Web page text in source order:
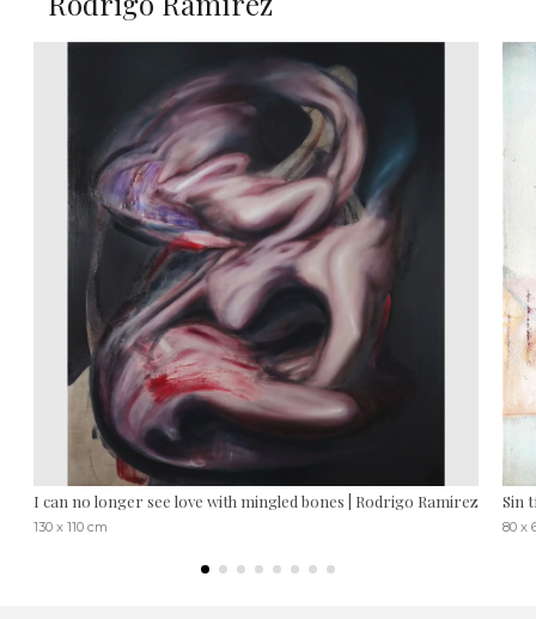
I can no longer see love with mingled bones | Rodrigo Ramirez
130 x 110 cm
Sin
80 x